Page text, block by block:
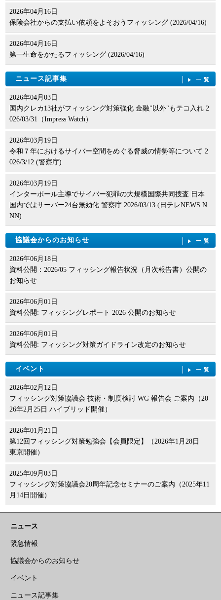
2026年04月16日
保険会社からの支払い依頼をよそおうフィッシング (2026/04/16)
2026年04月16日
第一生命をかたるフィッシング (2026/04/16)
ニュース記事集 一覧
2026年04月03日
国内クレカ13社がフィッシング対策強化 金融"以外"もテコ入れ 2
026/03/31（Impress Watch）
2026年03月19日
令和７年におけるサイバー空間をめぐる脅威の情勢等について 2
026/3/12 (警察庁)
2026年03月19日
インターポール主導でサイバー犯罪の大規模国際共同捜査 日本
国内ではサーバー24台無効化 警察庁 2026/03/13 (日テレNEWS N
NN)
協議会からのお知らせ 一覧
2026年06月18日
資料公開：2026/05 フィッシング報告状況（月次報告書）公開の
お知らせ
2026年06月01日
資料公開: フィッシングレポート 2026 公開のお知らせ
2026年06月01日
資料公開: フィッシング対策ガイドライン改定のお知らせ
イベント 一覧
2026年02月12日
フィッシング対策協議会 技術・制度検討 WG 報告会 ご案内（20
26年2月25日 ハイブリッド開催）
2026年01月21日
第12回フィッシング対策勉強会【会員限定】（2026年1月28日
東京開催）
2025年09月03日
フィッシング対策協議会20周年記念セミナーのご案内（2025年11
月14日開催）
ニュース
緊急情報
協議会からのお知らせ
イベント
ニュース記事集